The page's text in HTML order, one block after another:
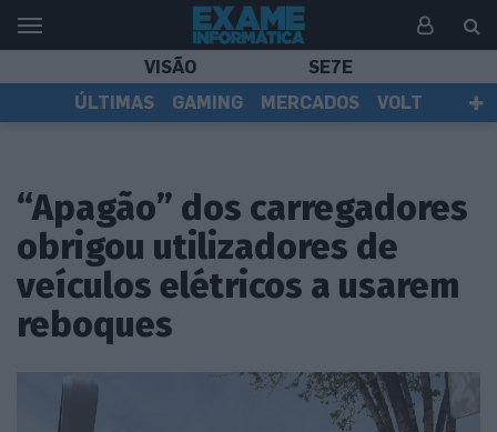
VISÃO
SE7E
ÚLTIMAS
GAMING MERCADOS
VOLT
“Apagão” dos carregadores
obrigou utilizadores de
veículos elétricos a usarem
reboques